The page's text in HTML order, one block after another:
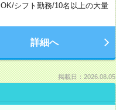
/シフト勤務/10名以上の大量
詳細へ
掲載日：2026.08.05